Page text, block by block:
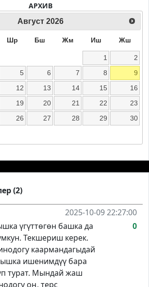
АРХИВ
Август 2026
Шр Бш Жм Иш Жш
1
2
5 6 7 8
9
12 13 14 15
16
19 20 21 22
23
26 27 28 29
30
(2)
2025-10-09 22:27:00
үгүттөгөн башка да
Текшериш керек.
каармандагыдай
ишенимдүү бара
турат. Мындай жаш
оң, терс
0